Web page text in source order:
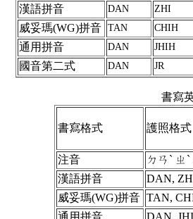
漢語拼音
DAN ZHI
威妥瑪(WG)拼音 TAN CHIH
通用拼音
DAN JHIH
國音第二式
DAN JR
書寫
書寫格式 護照格式
注音
ㄉㄢˋ ㄓ
漢語拼音
DAN,
威妥瑪(WG)拼音 TAN,
通用拼音
DAN,